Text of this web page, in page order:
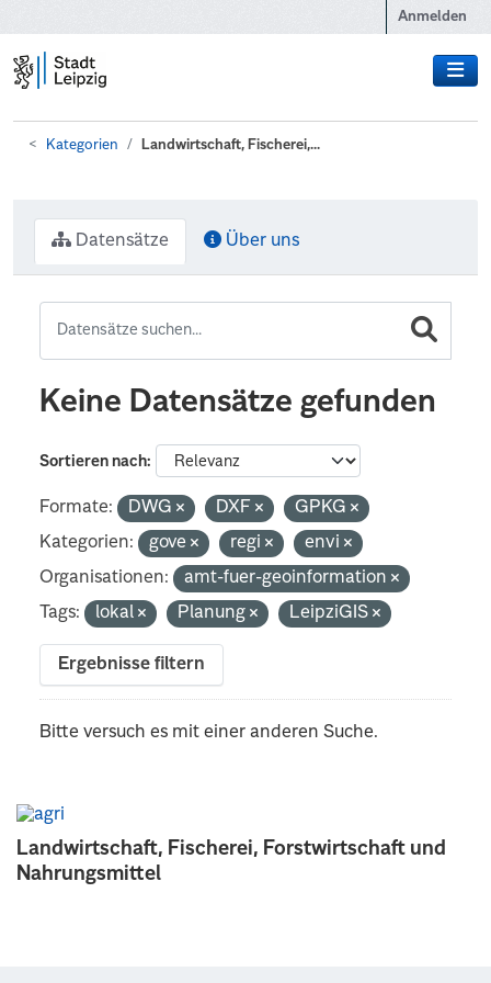
Anmelden
Kategorien Landwirtschaft, Fischerei,...
Landwirtschaft, Fischerei, Forstwirtschaft und
Nahrungsmittel
Datensätze Über uns
Keine Datensätze gefunden
Sortieren nach
Formate: DWG DXF
GPKG
Kategorien:
gove regi
envi
Organisationen:
amt-fuer-geoinformation
Tags:
lokal Planung LeipziGIS
Ergebnisse filtern
Bitte versuch es mit einer anderen Suche.